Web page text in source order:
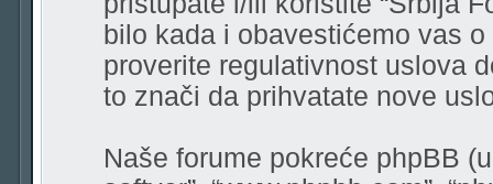
bilo kada i obavestićemo vas
proverite regulativnost uslova
to znači da prihvatate nove
Naše forume pokreće phpBB